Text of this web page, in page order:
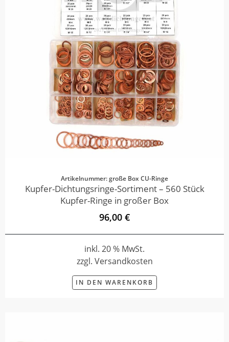
Artikelnummer: große Box CU-Ringe
Kupfer-Dichtungsringe-Sortiment – 560 Stück
Kupfer-Ringe in großer Box
96,00 €
inkl. 20 % MwSt.
zzgl. Versandkosten
IN DEN WARENKORB